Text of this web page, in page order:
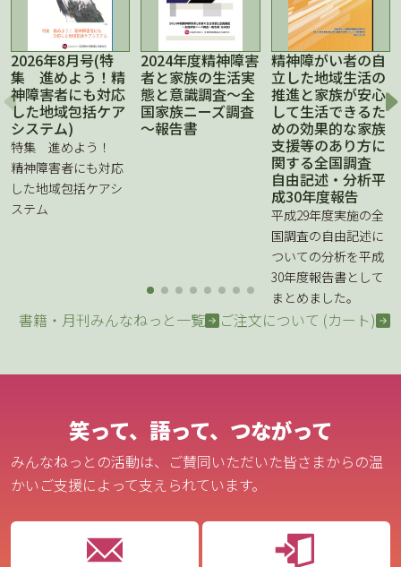
2026年8月号(特
集 進めよう！精
神障害者にも対応
した地域包括ケア
システム)
特集 進めよう！
精神障害者にも対応
した地域包括ケアシ
ステム
2024年度精神障害
者と家族の生活実
態と意識調査～全
国家族ニーズ調査
～報告書
精神障がい者の自
立した地域生活の
推進と家族が安心
して生活できるた
めの効果的な家族
支援等のあり方に
関する全国調査
自由記述・分析平
成30年度報告
平成29年度実施の全
国調査の自由記述に
ついての分析を平成
30年度報告書として
まとめました。
書籍・月刊みんなねっと一覧 ご注文について (カート)
笑って、語って、つながって
みんなねっとの活動は、ご賛同いただいた皆さまからの温
かいご支援によって支えられています。